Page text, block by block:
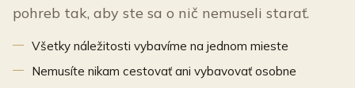
pohreb tak, aby ste sa o nič nemuseli starať.
Všetky náležitosti vybavíme na jednom mieste
Nemusíte nikam cestovať ani vybavovať osobne